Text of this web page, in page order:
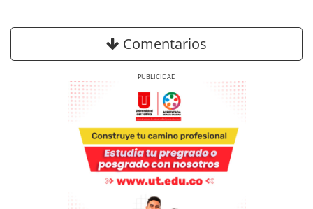
Comentarios